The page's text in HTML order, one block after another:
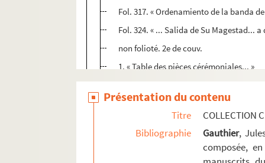
Fol. 317. « Ordenamiento de la banda
Fol. 324. « ... Salida de Su Magestad...
non folioté. 2e de couv.
1. « Table des pièces cérémoniales... »
3. « Entrée solennelle du duc Charles
13. « Llegada del emperador a
19. « La triumphante entrée de
21. « Relacion de la audiencia que el
23. « Relaçion de la embaxada que
Présentation du contenu
Titre
COLLECTION
Bibliographie
Gauthier,
composée,